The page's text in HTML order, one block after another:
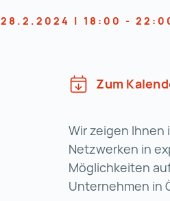
28.2.2024 | 18:00 -
Zum
Wir zeigen Ihnen
Netzwerken in
Möglichkeiten
Unternehmen in